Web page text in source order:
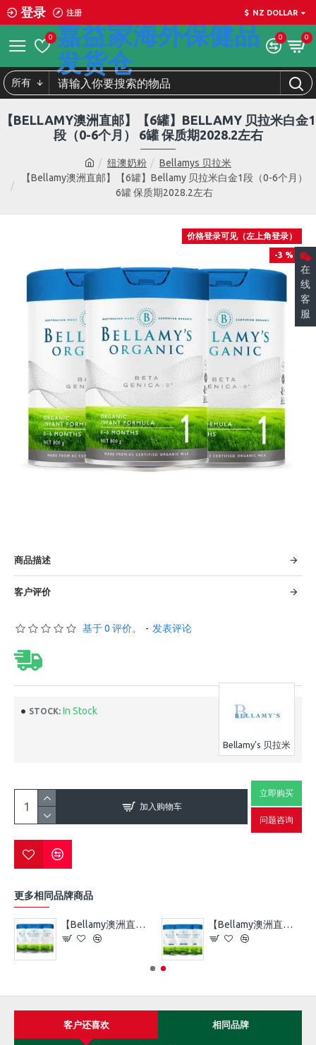
登录 注册 $ NZ DOLLAR
0
嘉益家海外保健品
发货仓
0 0
所有
纽澳奶粉
Bellamys 贝拉米
【Bellamy澳洲直邮】【6罐】Bellamy 贝拉米白金1段（0-6个月）
6罐 保质期2028.2左右
【BELLAMY澳洲直邮】【6罐】BELLAMY 贝拉米白金1
段（0-6个月） 6罐 保质期2028.2左右
价格登录可见（左上角登录）
-3 %
商品描述
客户评价
STOCK: In Stock
Bellamy's 贝拉米
基于 0 评价。 - 发表评论
加入购物车
立即购买
问题咨询
更多相同品牌商品
【Bellamy澳洲直邮】【6罐】Bellamy 贝拉米白金3段（12个月以上） 6罐 保质期2028.1左右 【Bellamy澳洲直邮】【6罐】Bellamy 贝拉米白金4段（2岁以上） 6罐 保质期2027.12左右
客户还喜欢 相同品牌
在
线
客
服